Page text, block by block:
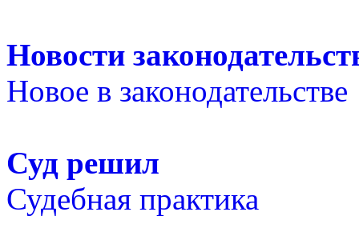
Новости
Новое в законодательстве
Суд решил
Судебная практика